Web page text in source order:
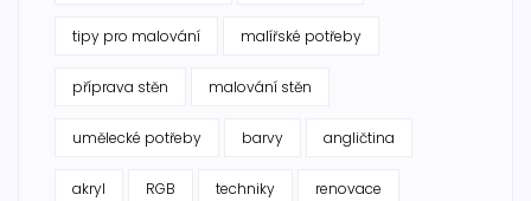
tipy pro malování malířské potřeby
příprava stěn malování stěn
umělecké potřeby barvy angličtina
akryl RGB techniky renovace